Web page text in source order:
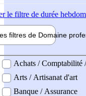
le filtre de durée
filtres de Domaine pro
professionel
Achats / Comptabilité
Arts / Artisanat d'art
Banque / Assurance